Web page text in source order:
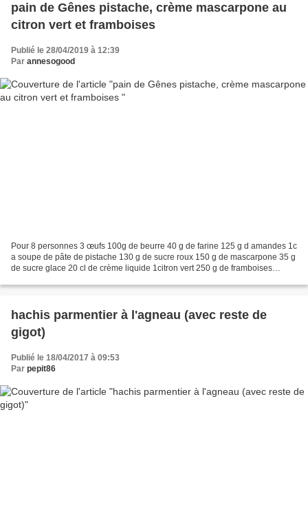
pain de Gênes pistache, crème mascarpone au
citron vert et framboises
Publié le 28/04/2019 à 12:39
Par annesogood
Pour 8 personnes 3 œufs 100g de beurre 40 g de farine 125 g d amandes 1c
a soupe de pâte de pistache 130 g de sucre roux 150 g de mascarpone 35 g
de sucre glace 20 cl de crème liquide 1citron vert 250 g de framboises
hachis parmentier à l'agneau (avec reste de
gigot)
Publié le 18/04/2017 à 09:53
Par pepit86